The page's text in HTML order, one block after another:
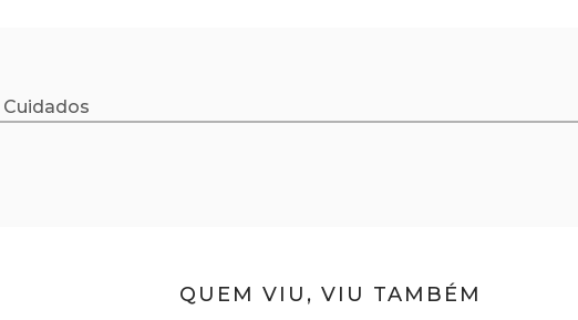
Cuidados
QUEM VIU, VIU TAMBÉM